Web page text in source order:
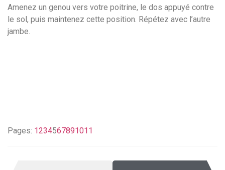
Amenez un genou vers votre poitrine, le dos appuyé contre
le sol, puis maintenez cette position. Répétez avec l’autre
jambe.
Pages: 1234567891011